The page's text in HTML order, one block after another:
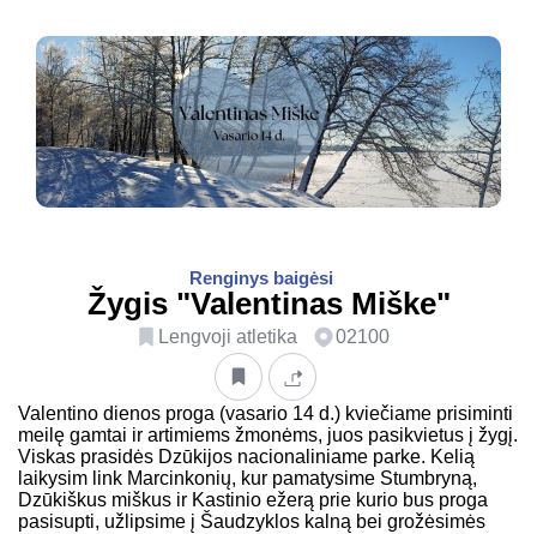
Renginys baigėsi
Žygis "Valentinas Miške"
Lengvoji atletika 02100
Valentino dienos proga (vasario 14 d.) kviečiame prisiminti
meilę gamtai ir artimiems žmonėms, juos pasikvietus į žygį.
Viskas prasidės Dzūkijos nacionaliniame parke. Kelią
laikysim link Marcinkonių, kur pamatysime Stumbryną,
Dzūkiškus miškus ir Kastinio ežerą prie kurio bus proga
pasisupti, užlipsime į Šaudzyklos kalną bei grožėsimės